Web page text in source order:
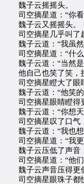
魏子云摇摇头。
司空摘星道：“你看
魏子云又摇摇头。
司空摘星几乎叫了起
魏子云道：“我虽然
司空摘星道：“什么
魏子云道：“当然是
他自己也笑了笑，接
司空摘星瞪大了眼睛
魏子云道：“他笑的
司空摘星眼睛瞪得更
魏于云道：“你想天
司空摘星叹了口气
魏子云道：“我也想
司空摘星道：“我更
魏子云压低了声音
司空摘星道：“他们
魏子云声音压得更低
司空摘星眼珠子都快